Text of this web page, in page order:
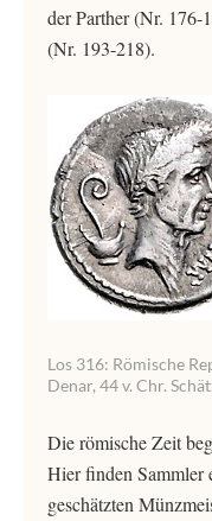
der Parther (Nr. 176-
(Nr. 193-218).
Los 316: Römische
Denar, 44 v. Chr.
Die römische Zeit
Hier finden Sammler
geschätzten